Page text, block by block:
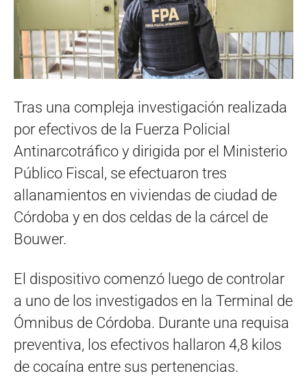
Tras una compleja investigación realizada
por efectivos de la Fuerza Policial
Antinarcotráfico y dirigida por el Ministerio
Público Fiscal, se efectuaron tres
allanamientos en viviendas de ciudad de
Córdoba y en dos celdas de la cárcel de
Bouwer.
El dispositivo comenzó luego de controlar
a uno de los investigados en la Terminal de
Ómnibus de Córdoba. Durante una requisa
preventiva, los efectivos hallaron 4,8 kilos
de cocaína entre sus pertenencias.